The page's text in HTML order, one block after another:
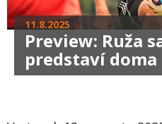
11.8.2025
Preview: Ruža
predstaví doma